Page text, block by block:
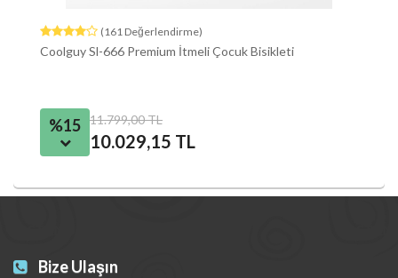
(161 Değerlendirme)
Coolguy Sl-666 Premium İtmeli Çocuk Bisikleti
%15 11.799,00 TL
10.029,15 TL
Bize Ulaşın